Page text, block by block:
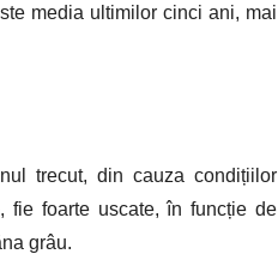
media ultimilor cinci ani, mai
trecut, din cauza condițiilor
fie foarte uscate, în funcție de
grâu.